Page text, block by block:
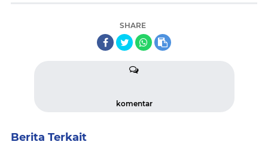
SHARE
komentar
Berita Terkait